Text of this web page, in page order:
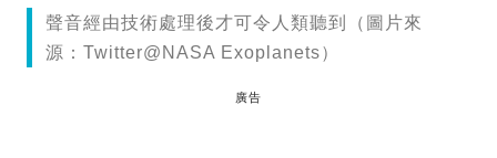
聲音經由技術處理後才可令人類聽到（圖片來
源：Twitter@NASA Exoplanets）
廣告